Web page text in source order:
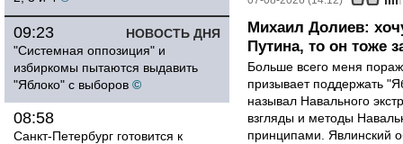
НОВОСТЬ ДНЯ
09:23
"Системная оппозиция" и
избиркомы пытаются выдавить
"Яблоко" с выборов ©
08:58
Санкт-Петербург готовится к
Михаил Долиев:
Путина, то он тоже
Больше всего меня
призывает поддержать
называл Навального
взгляды и методы
принципами. Явлинский